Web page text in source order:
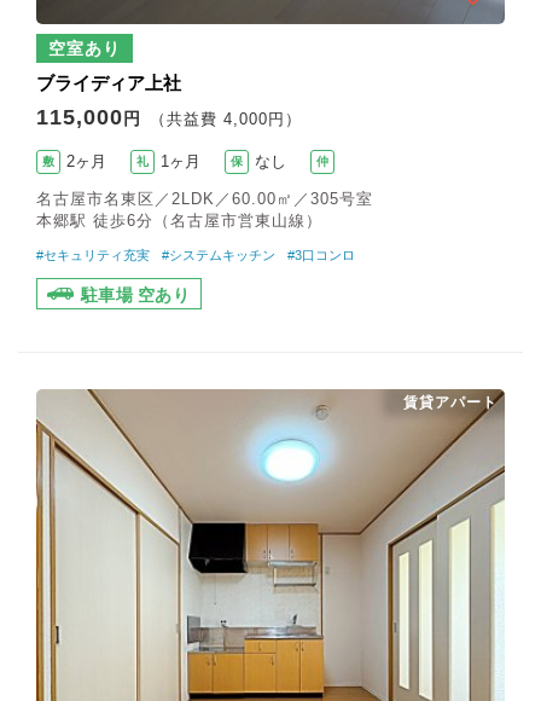
空室あり
ブライディア上社
115,000 円 （共益費 4,000円）
敷 2ヶ月 礼 1ヶ月 保 なし 仲
名古屋市名東区／2LDK／60.00㎡／305号室
本郷駅 徒歩6分（名古屋市営東山線）
#セキュリティ充実 #システムキッチン #3口コンロ
駐車場 空あり
賃貸アパート